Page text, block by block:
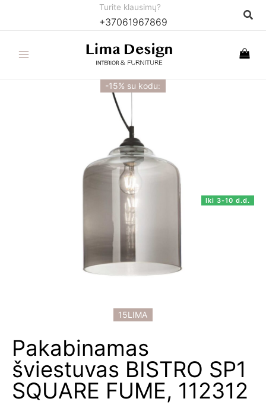
Turite klausimų?
+37061967869
15LIMA
-15% su kodu:
Iki 3-10 d.d.
Pakabinamas
šviestuvas BISTRO SP1
SQUARE FUME, 112312